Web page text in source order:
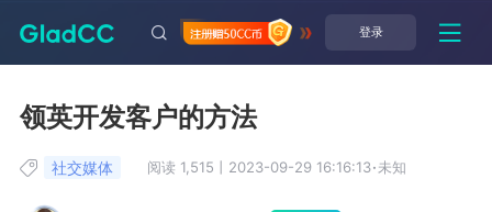
登录
领英开发客户的方法
社交媒体 阅读 1,515 2023-09-29 16:16:13·未知